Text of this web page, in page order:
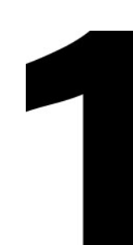
NAVEGACIÓN